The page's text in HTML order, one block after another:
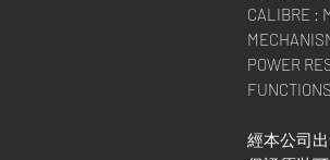
CALIBRE :
POWER
經本公司